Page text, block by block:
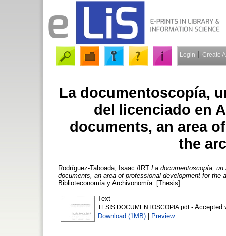
Login Create
La documentoscopía,
del licenciado en
documents, an area
the
Rodríguez-Taboada, Isaac /IRT La documentoscopía, un
documents, an area of professional development for the
Biblioteconomía y Archivonomía. [Thesis]
Text
TESIS DOCUMENTOSCOPIA.pdf- Accepted
Download (1MB) | Preview